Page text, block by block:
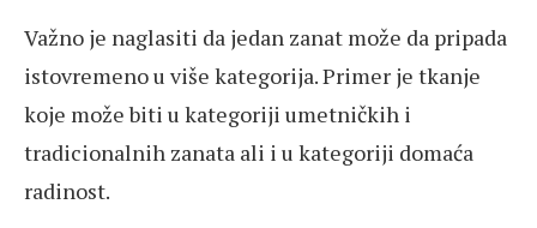
Važno je naglasiti da jedan zanat može da pripada
istovremeno u više kategorija. Primer je tkanje
koje može biti u kategoriji umetničkih i
tradicionalnih zanata ali i u kategoriji domaća
radinost.